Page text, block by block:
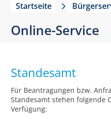
Startseite
Online-Service
Standesamt
Für Beantragungen bzw.
Standesamt stehen folgende
Verfügung: